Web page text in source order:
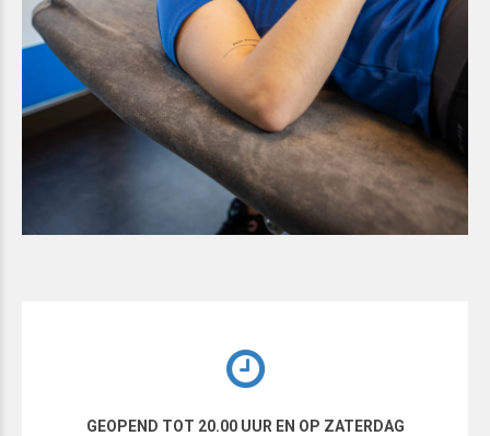
GEOPEND TOT 20.00 UUR EN OP ZATERDAG